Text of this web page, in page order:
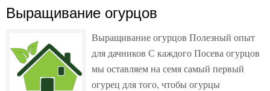
Выращивание огурцов
Выращивание огурцов Полезный опыт
для дачников С каждого Посева огурцов
мы оставляем на семя самый первый
огурец для того, чтобы огурцы